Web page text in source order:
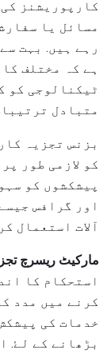
کارپوریشنز
مسائل یا
رہے ہیں. بہت
ہے کہ مختلف
ٹیکنالوجی کو
متبادل
بزنس تجزیہ
کو لازمی طور
پیشکشوں کو
اور گرافس
آلات استعمال
مارکیٹ ریسرچ
استحکام کا
کرنے میں مدد
خدمات کی
بڑھانے کے لۓ.